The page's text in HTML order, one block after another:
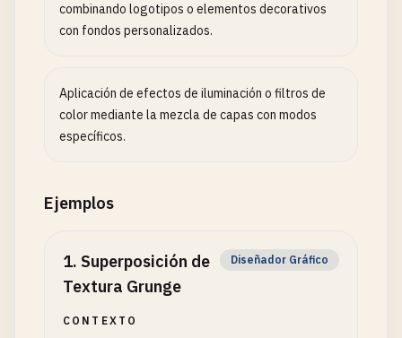
combinando logotipos o elementos decorativos
con fondos personalizados.
Aplicación de efectos de iluminación o filtros de
color mediante la mezcla de capas con modos
específicos.
Ejemplos
1. Superposición de
Textura Grunge
Diseñador Gráfico
CONTEXTO